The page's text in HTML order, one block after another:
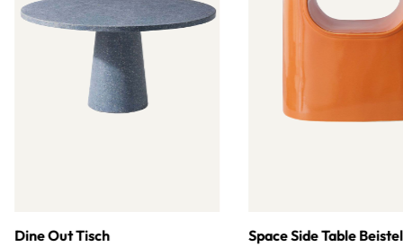
Dine Out Tisch
Space Side Table